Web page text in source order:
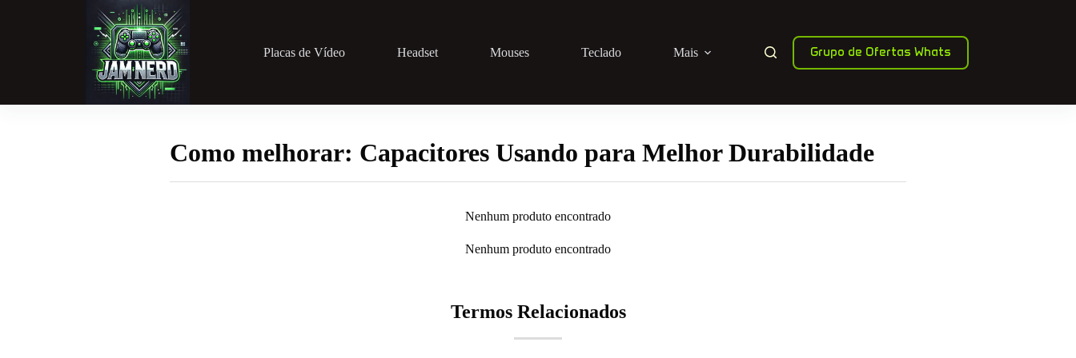
Placas de Vídeo Headset Mouses Teclado Mais Grupo de Ofertas Whats
Como melhorar: Capacitores Usando para Melhor Durabilidade
Nenhum produto encontrado
Nenhum produto encontrado
Termos Relacionados